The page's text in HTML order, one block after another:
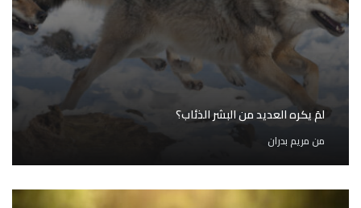
لمَ يكره العديد من البشر الذئاب؟
من مريم بدران